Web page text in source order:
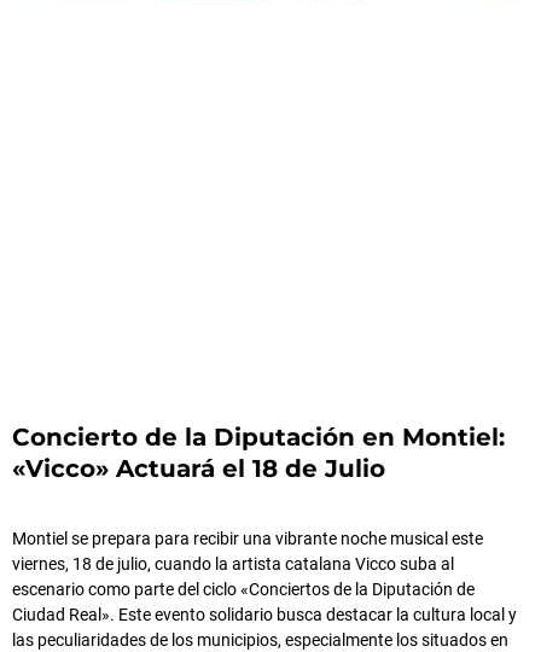
Concierto de la Diputación en Montiel:
«Vicco» Actuará el 18 de Julio
Montiel se prepara para recibir una vibrante noche musical este
viernes, 18 de julio, cuando la artista catalana Vicco suba al
escenario como parte del ciclo «Conciertos de la Diputación de
Ciudad Real». Este evento solidario busca destacar la cultura local y
las peculiaridades de los municipios, especialmente los situados en